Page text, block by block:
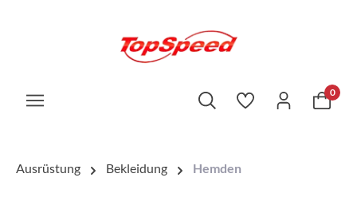
0
Ausrüstung Bekleidung Hemden